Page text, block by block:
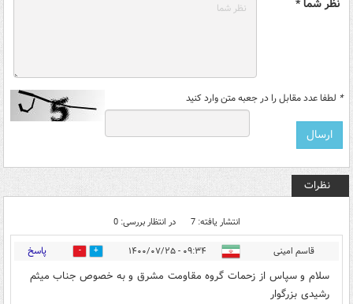
نظر شما *
* لطفا عدد مقابل را در جعبه متن وارد کنید
نظرات
انتشار یافته: 7 در انتظار بررسی: 0
قاسم امینی ۰۹:۳۴ - ۱۴۰۰/۰۷/۲۵ 2 پاسخ
سلام و سپاس از زحمات گروه مقاومت مشرق و به خصوص جناب میثم
رشیدی بزرگوار